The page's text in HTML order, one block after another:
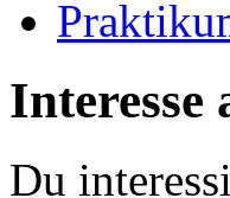
Interesse
Du